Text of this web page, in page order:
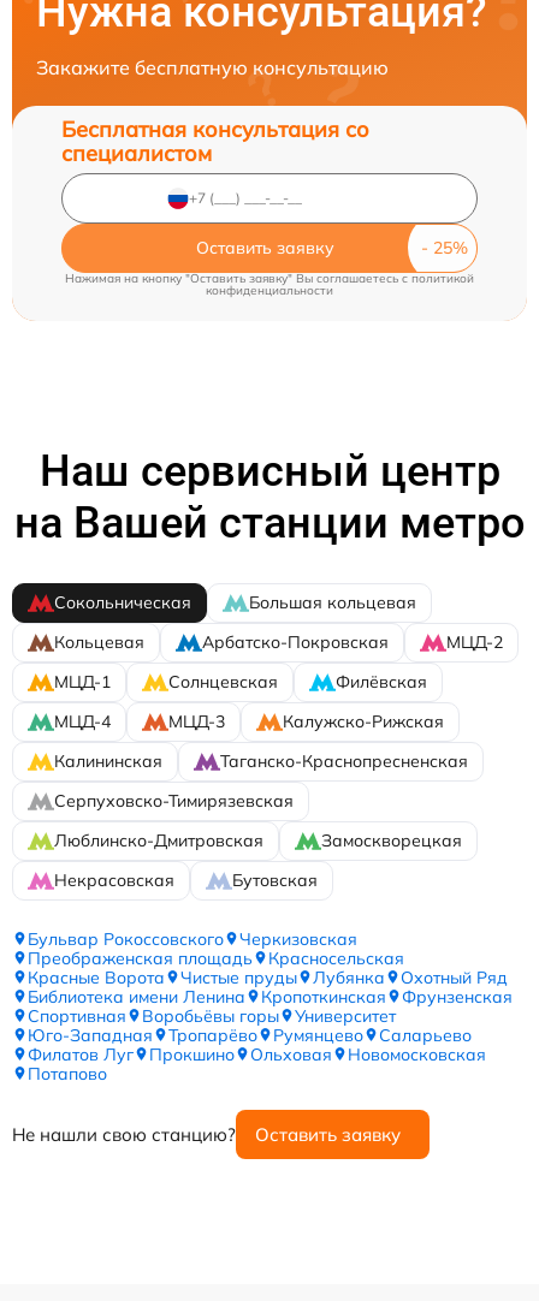
Нужна консультация?
Закажите бесплатную консультацию
Бесплатная консультация со
специалистом
Оставить заявку
Нажимая на кнопку "Оставить заявку" Вы соглашаетесь cполитикой
конфиденциальности
Наш сервисный центр
на Вашей станции метро
Сокольническая
Большая кольцевая
Кольцевая
Арбатско-Покровская
МЦД-2
МЦД-1
Солнцевская
Филёвская
МЦД-4
МЦД-3
Калужско-Рижская
Калининская
Таганско-Краснопресненская
Серпуховско-Тимирязевская
Люблинско-Дмитровская
Замоскворецкая
Некрасовская
Бутовская
Бульвар Рокоссовского
Черкизовская
Преображенская площадь
Красносельская
Красные Ворота
Чистые пруды Лубянка
Охотный Ряд
Библиотека имени Ленина
Кропоткинская
Фрунзенская
Спортивная
Воробьёвы горы
Университет
Юго-Западная
Тропарёво Румянцево
Саларьево
Филатов Луг
Прокшино Ольховая
Новомосковская
Потапово
Не нашли свою станцию? Оставить заявку